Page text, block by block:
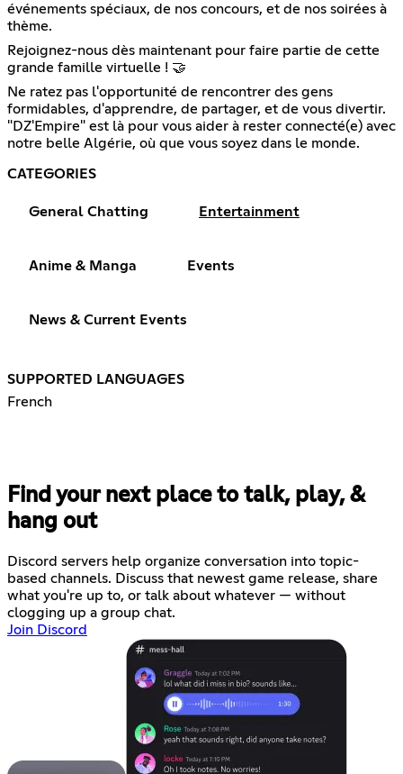
événements spéciaux, de nos concours, et de nos soirées à
thème.
Rejoignez-nous dès maintenant pour faire partie de cette
grande famille virtuelle ! 🤝
Ne ratez pas l'opportunité de rencontrer des gens
formidables, d'apprendre, de partager, et de vous divertir.
"DZ'Empire" est là pour vous aider à rester connecté(e) avec
notre belle Algérie, où que vous soyez dans le monde.
CATEGORIES
General Chatting Entertainment
Anime & Manga Events
News & Current Events
SUPPORTED LANGUAGES
French
Find your next place to talk, play, &
hang out
Discord servers help organize conversation into topic-
based channels. Discuss that newest game release, share
what you're up to, or talk about whatever — without
clogging up a group chat.
Join Discord